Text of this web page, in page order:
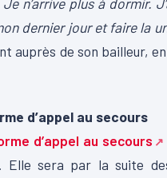
dernier jour et faire la
auprès de son bailleur,
d’appel au secours
d’appel au secours
Elle sera par la suite